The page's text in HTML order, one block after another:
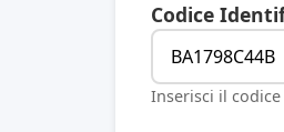
Codice
Inserisci il